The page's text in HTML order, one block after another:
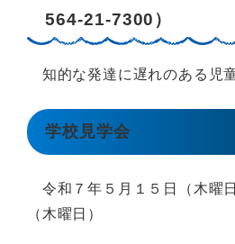
564-21-7300）
知的な発達に遅れのある児
学校見学会
令和７年５月１５日（木曜
（木曜日）